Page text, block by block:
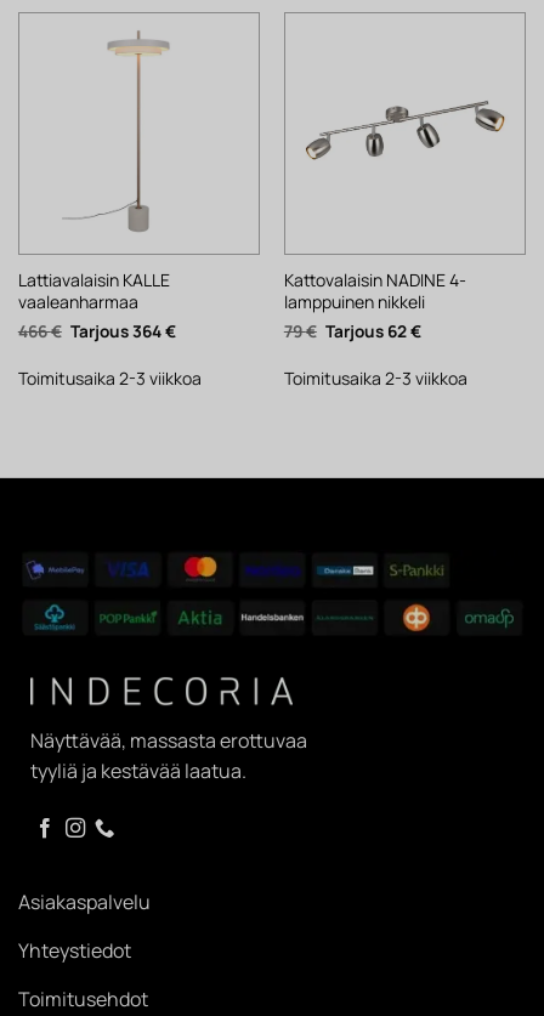
Lattiavalaisin KALLE
vaaleanharmaa
466€ Alkuperäinen
hinta
466 €.
364€Nykyinen
364 €.
Toimitusaika 2-3 viikkoa
Kattovalaisin NADINE 4-
lamppuinen nikkeli
79€ Alkuperäinen
hinta
79 €.
62€Nykyinen
62 €.
Toimitusaika 2-3 viikkoa
Näyttävää, massasta erottuvaa
tyyliä ja kestävää laatua.
Asiakaspalvelu
Yhteystiedot
Toimitusehdot